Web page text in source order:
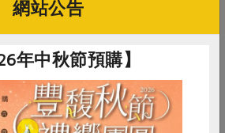
網站公告
年中秋節預購】